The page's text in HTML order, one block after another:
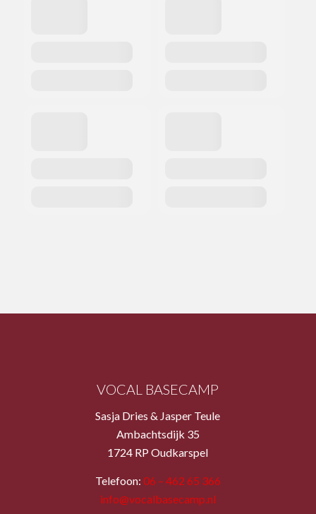
VOCAL BASECAMP
Sasja Dries & Jasper Teule
Ambachtsdijk 35
1724 RP Oudkarspel
Telefoon: 06 – 462 65 366
info@vocalbasecamp.nl